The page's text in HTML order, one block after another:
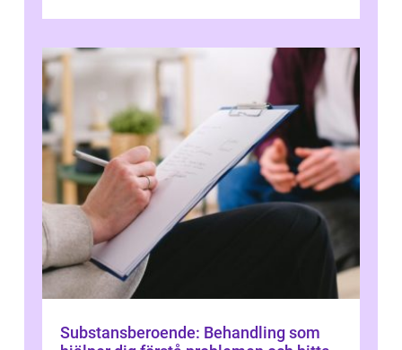
Substansberoende: Behandling som